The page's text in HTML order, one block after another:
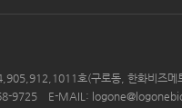
호(구로동, 한화비즈메
9725 E-MAIL: